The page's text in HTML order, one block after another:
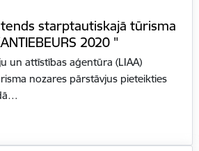
starptautiskajā tūrisma
2020 "
un attīstības aģentūra (LIAA)
nozares pārstāvjus pieteikties